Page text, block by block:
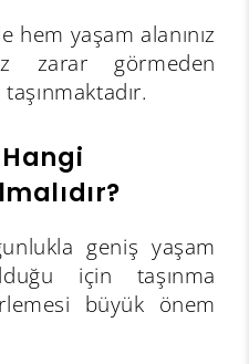
hem yaşam alanınız
zarar görmeden
geniş yaşam
için taşınma
büyük önem